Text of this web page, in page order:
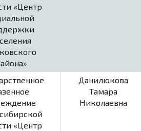
«Центр
«Центр
Данилюкова
Тамара
Николаевна